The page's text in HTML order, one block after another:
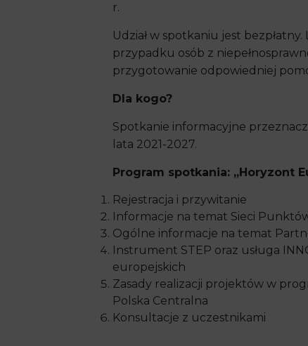
r.
Udział w spotkaniu jest
przypadku osób z
przygotowanie odpowiedniej
Dla kogo?
Spotkanie informacyjne
lata 2021-2027.
Program spotkania: „Horyzont
Rejestracja i przywitanie
Informacje na temat Sieci
Ogólne informacje na temat
Instrument STEP oraz usługa
europejskich
Zasady realizacji projektów w
Polska Centralna
Konsultacje z uczestnikami